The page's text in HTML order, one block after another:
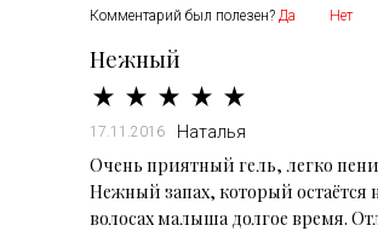
Комментарий был полезен? Да Нет
Нежный
17.11.2016 Наталья
Очень приятный гель, легко
Нежный запах, который остаётся
волосах малыша долгое время.